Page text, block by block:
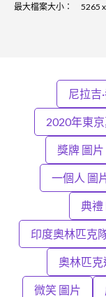
最大檔案大小：
5265
尼拉吉
2020年東
獎牌 圖片
一個人 圖
典禮
印度奧林匹克
奧林匹克
微笑 圖片